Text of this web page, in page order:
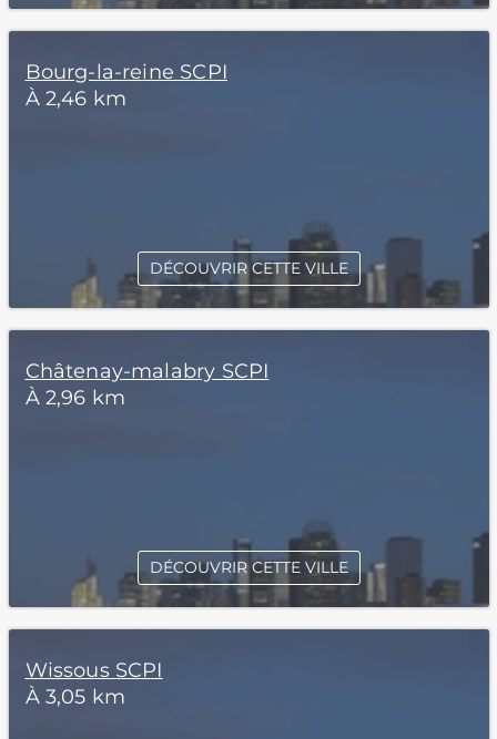
Bourg-la-reine SCPI
À 2,46 km
DÉCOUVRIR CETTE VILLE
Châtenay-malabry SCPI
À 2,96 km
DÉCOUVRIR CETTE VILLE
Wissous SCPI
À 3,05 km